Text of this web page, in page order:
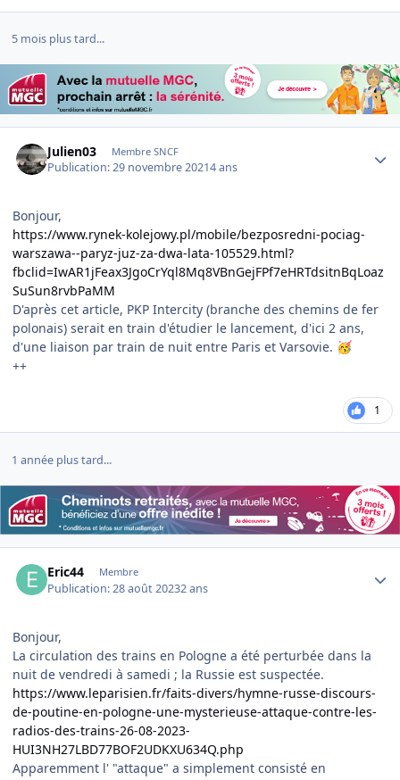
5 mois plus tard...
Julien03 Membre SNCF
Publication:29 novembre 20214 ans
Bonjour,
https://www.rynek-kolejowy.pl/mobile/bezposredni-pociag-
warszawa--paryz-juz-za-dwa-lata-105529.html?
fbclid=IwAR1jFeax3JgoCrYql8Mq8VBnGejFPf7eHRTdsitnBqLoaz
SuSun8rvbPaMM
D'après cet article, PKP Intercity (branche des chemins de fer
polonais) serait en train d'étudier le lancement, d'ici 2 ans,
d'une liaison par train de nuit entre Paris et Varsovie. 🥳
++
1
1 année plus tard...
Eric44 Membre
Publication:28 août 20232 ans
Bonjour,
La circulation des trains en Pologne a été perturbée dans la
nuit de vendredi à samedi ; la Russie est suspectée.
https://www.leparisien.fr/faits-divers/hymne-russe-discours-
de-poutine-en-pologne-une-mysterieuse-attaque-contre-les-
radios-des-trains-26-08-2023-
HUI3NH27LBD77BOF2UDKXU634Q.php
Apparemment l' "attaque" a simplement consisté en